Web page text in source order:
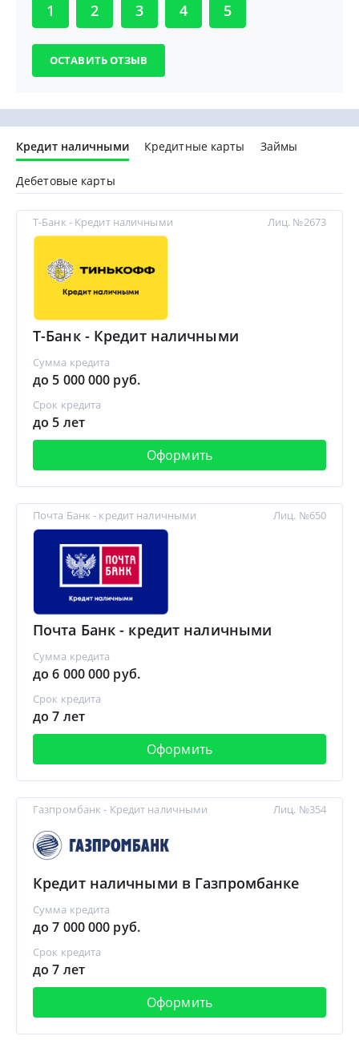
1 2 3 4 5
Кредит наличными Кредитные карты Займы
Дебетовые карты
Т-Банк - Кредит наличными
Т-Банк - Кредит наличными
Сумма кредита
до 5 000 000 руб.
Срок кредита
до 5 лет
Оформить
Лиц. №2673
Почта Банк - кредит наличными
Почта Банк - кредит наличными
Сумма кредита
до 6 000 000 руб.
Срок кредита
до 7 лет
Оформить
Лиц. №650
Газпромбанк - Кредит наличными
Кредит наличными в Газпромбанке
Сумма кредита
до 7 000 000 руб.
Срок кредита
до 7 лет
Оформить
Лиц. №354